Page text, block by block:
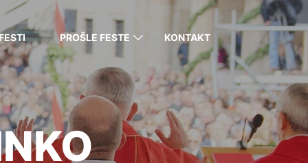
PROŠLE FESTE KONTAKT